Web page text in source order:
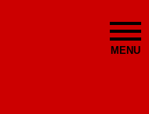
MENU